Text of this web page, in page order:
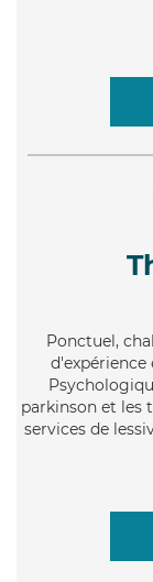
Ponctuel,
d'expérience
parkinson et les
services de